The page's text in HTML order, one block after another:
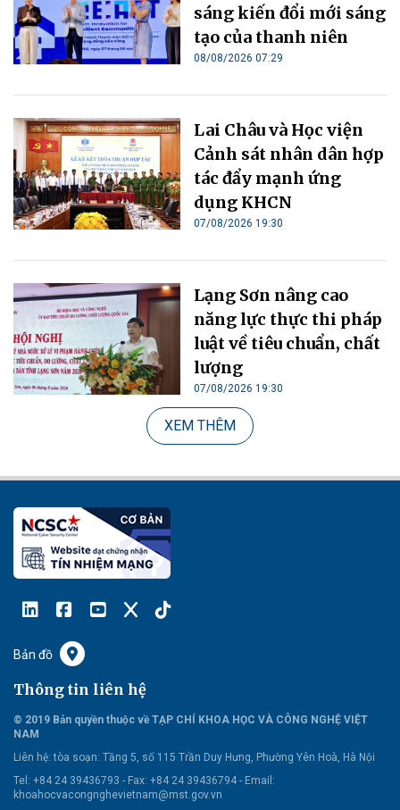
sáng kiến đổi mới sáng
tạo của thanh niên
08/08/2026 07:29
Lai Châu và Học viện
Cảnh sát nhân dân hợp
tác đẩy mạnh ứng
dụng KHCN
07/08/2026 19:30
Lạng Sơn nâng cao
năng lực thực thi pháp
luật về tiêu chuẩn, chất
lượng
07/08/2026 19:30
XEM THÊM
Bản đồ
Thông tin liên hệ
© 2019 Bản quyền thuộc về TẠP CHÍ KHOA HỌC VÀ CÔNG NGHỆ VIỆT
NAM
Liên hệ: tòa soạn: Tầng 5, số 115 Trần Duy Hưng, Phường Yên Hoà, Hà Nội
Tel: +84 24 39436793 - Fax: +84 24 39436794 - Email:
khoahocvacongnghevietnam@mst.gov.vn